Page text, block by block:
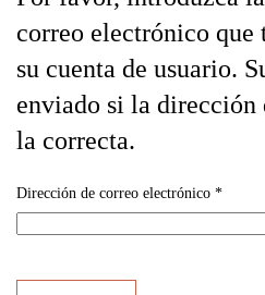
correo electrónico que
su cuenta de usuario.
enviado si la dirección
la correcta.
Dirección de correo electrónico *